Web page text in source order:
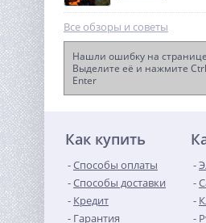
бензиновый DY6.5A
Все обзоры и советы
Нашли ошибку на
Выделите её и нажмите
Enter
Как купить
Способы оплаты
Способы доставки
Кредит
Гарантия